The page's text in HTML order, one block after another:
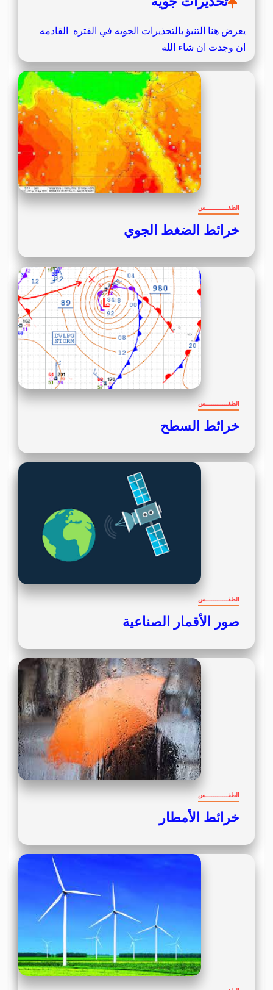
يعرض هنا التنبؤ بالتحذيرات الجويه في الفتره القادمه
ان وجدت ان شاء الله
الطقــــــــــــس
خرائط الضغط الجوي
الطقــــــــــــس
خرائط السطح
الطقــــــــــــس
صور الأقمار الصناعية
الطقــــــــــــس
خرائط الأمطار